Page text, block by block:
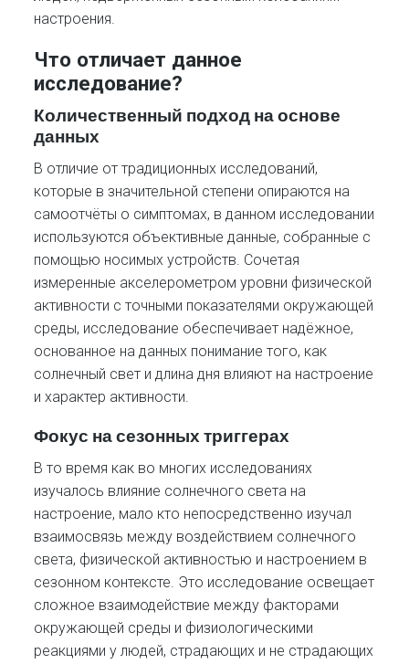
настроения.
Что отличает данное
исследование?
Количественный подход на основе
данных
В отличие от традиционных исследований,
которые в значительной степени опираются на
самоотчёты о симптомах, в данном исследовании
используются объективные данные, собранные с
помощью носимых устройств. Сочетая
измеренные акселерометром уровни физической
активности с точными показателями окружающей
среды, исследование обеспечивает надёжное,
основанное на данных понимание того, как
солнечный свет и длина дня влияют на настроение
и характер активности.
Фокус на сезонных триггерах
В то время как во многих исследованиях
изучалось влияние солнечного света на
настроение, мало кто непосредственно изучал
взаимосвязь между воздействием солнечного
света, физической активностью и настроением в
сезонном контексте. Это исследование освещает
сложное взаимодействие между факторами
окружающей среды и физиологическими
реакциями у людей, страдающих и не страдающих